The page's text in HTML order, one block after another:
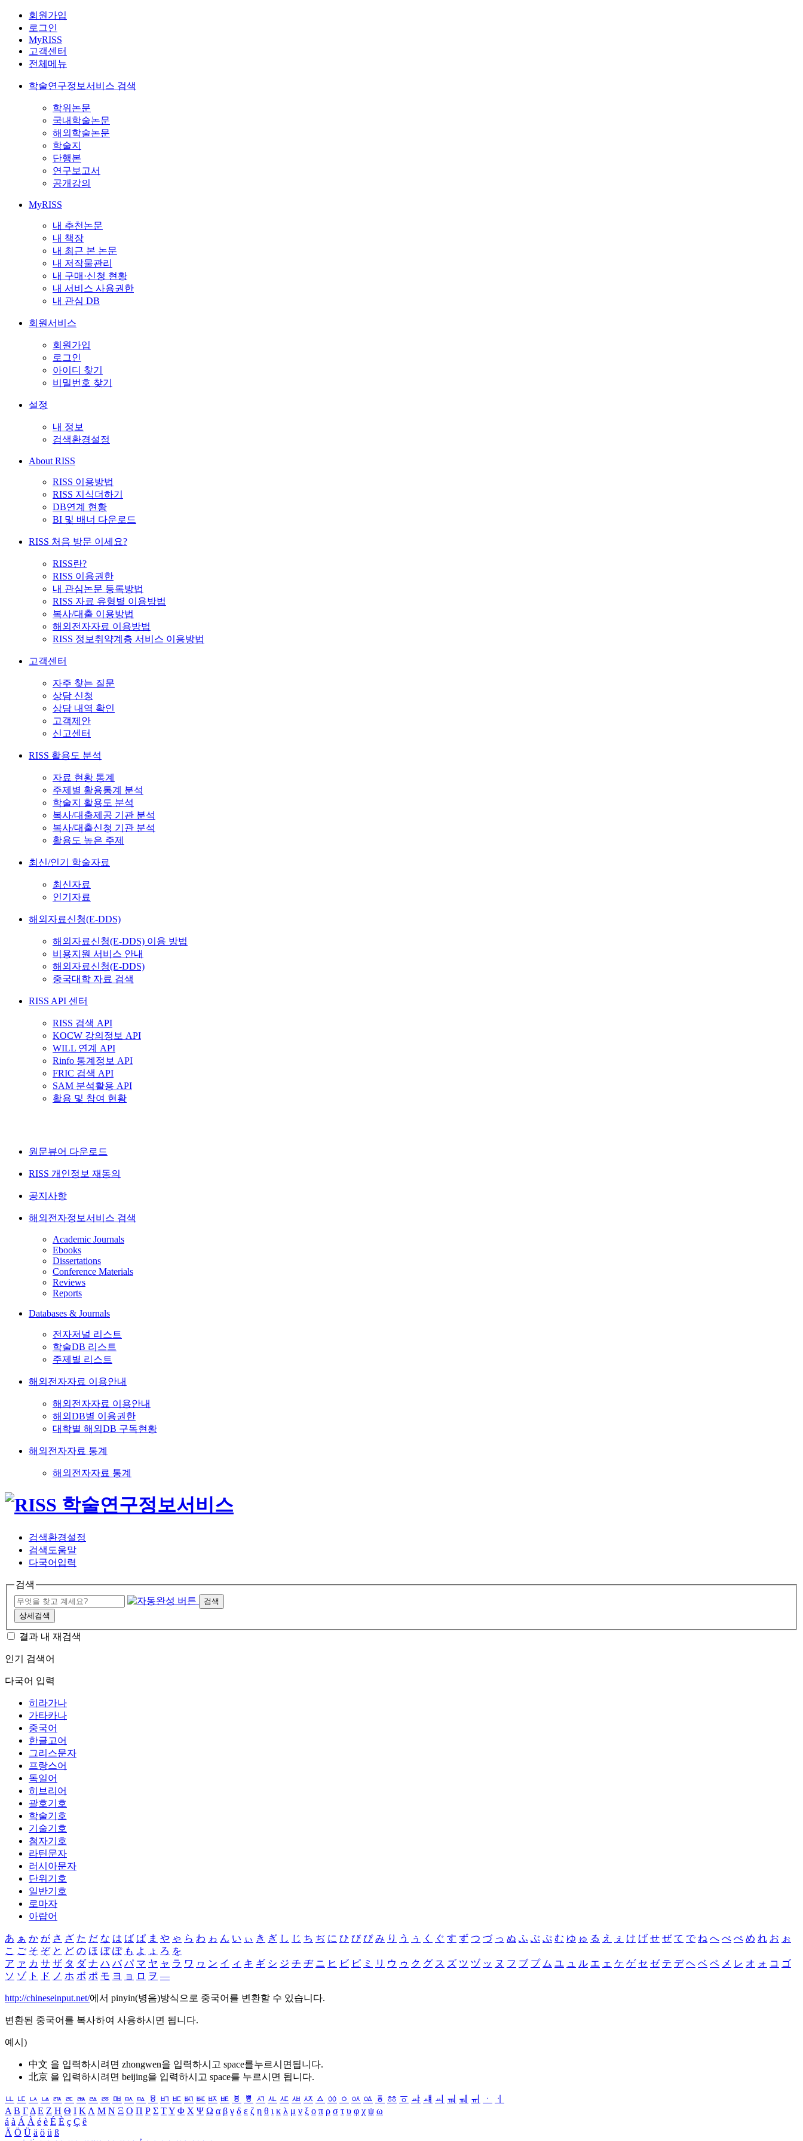
회원가입
로그인
MyRISS
고객센터
전체메뉴
학술연구정보서비스 검색
학위논문
국내학술논문
해외학술논문
학술지
단행본
연구보고서
공개강의
MyRISS
내 추천논문
내 책장
내 최근 본 논문
내 저작물관리
내 구매·신청 현황
내 서비스 사용권한
내 관심 DB
회원서비스
회원가입
로그인
아이디 찾기
비밀번호 찾기
설정
내 정보
검색환경설정
About RISS
RISS 이용방법
RISS 지식더하기
DB연계 현황
BI 및 배너 다운로드
RISS 처음 방문 이세요?
RISS란?
RISS 이용권한
내 관심논문 등록방법
RISS 자료 유형별 이용방법
복사/대출 이용방법
해외전자자료 이용방법
RISS 정보취약계층 서비스 이용방법
고객센터
자주 찾는 질문
상담 신청
상담 내역 확인
고객제안
신고센터
RISS 활용도 분석
자료 현황 통계
주제별 활용통계 분석
학술지 활용도 분석
복사/대출제공 기관 분석
복사/대출신청 기관 분석
활용도 높은 주제
최신/인기 학술자료
최신자료
인기자료
해외자료신청(E-DDS)
해외자료신청(E-DDS) 이용 방법
비용지원 서비스 안내
해외자료신청(E-DDS)
중국대학 자료 검색
RISS API 센터
RISS 검색 API
KOCW 강의정보 API
WILL 연계 API
Rinfo 통계정보 API
FRIC 검색 API
SAM 분석활용 API
활용 및 참여 현황
원문뷰어 다운로드
RISS 개인정보 재동의
공지사항
해외전자정보서비스 검색
Academic Journals
Ebooks
Dissertations
Conference Materials
Reviews
Reports
Databases & Journals
전자저널 리스트
학술DB 리스트
주제별 리스트
해외전자자료 이용안내
해외전자자료 이용안내
해외DB별 이용권한
대학별 해외DB 구독현황
해외전자자료 통계
해외전자자료 통계
검색환경설정
검색도움말
다국어입력
검색
검색
상세검색
결과 내 재검색
인기 검색어
다국어 입력
히라가나
가타카나
중국어
한글고어
그리스문자
프랑스어
독일어
히브리어
괄호기호
학술기호
기술기호
첨자기호
라틴문자
러시아문자
단위기호
일반기호
로마자
아랍어
あ ぁ か が さ ざ た だ な は ば ぱ ま や ゃ ら わ ゎ ん い ぃ き ぎ し じ ち ぢ に ひ び ぴ み り う ぅ く ぐ す ず つ づ っ ぬ ふ ぶ ぷ む ゆ ゅ る え ぇ け げ せ ぜ て で ね へ べ ぺ め れ お ぉ
こ ご そ ぞ と ど の ほ ぼ ぽ も よ ょ ろ を
ア ァ カ サ ザ タ ダ ナ ハ バ パ マ ヤ ャ ラ ワ ヮ ン イ ィ キ ギ シ ジ チ ヂ ニ ヒ ビ ピ ミ リ ウ ゥ ク グ ス ズ ツ ヅ ッ ヌ フ ブ プ ム ユ ュ ル エ ェ ケ ゲ セ ゼ テ デ ヘ ベ ペ メ レ オ ォ コ ゴ
ソ ゾ ト ド ノ ホ ボ ポ モ ヨ ョ ロ ヲ ―
http://chineseinput.net/에서 pinyin(병음)방식으로 중국어를 변환할 수 있습니다.
변환된 중국어를 복사하여 사용하시면 됩니다.
예시)
中文 을 입력하시려면 zhongwen을 입력하시고 space를누르시면됩니다.
北京 을 입력하시려면 beijing을 입력하시고 space를 누르시면 됩니다.
ㅥ ㅦ ㅧ ㅨ ㅩ ㅪ ㅫ ㅬ ㅭ ㅮ ㅯ ㅰ ㅱ ㅲ ㅳ ㅴ ㅵ ㅶ ㅷ ㅸ ㅹ ㅺ ㅻ ㅼ ㅽ ㅾ ㅿ ㆀ ㆁ ㆂ ㆃ ㆄ ㆅ ㆆ ㆇ ㆈ ㆉ ㆊ ㆋ ㆌ ㆍ
ㆎ
Α Β ΓΔ Ε Ζ Η Θ Ι ΚΛ Μ Ν Ξ Ο Π Ρ Σ ΤΥ Φ Χ Ψ Ω α β γ δ ε ζ η θ ι κ λ μ ν ξ ο π ρ σ τ υ φ χ ψ ω
á à Á À é è É È ç Ç ê
Ä Ö Ü ä ö ü ß